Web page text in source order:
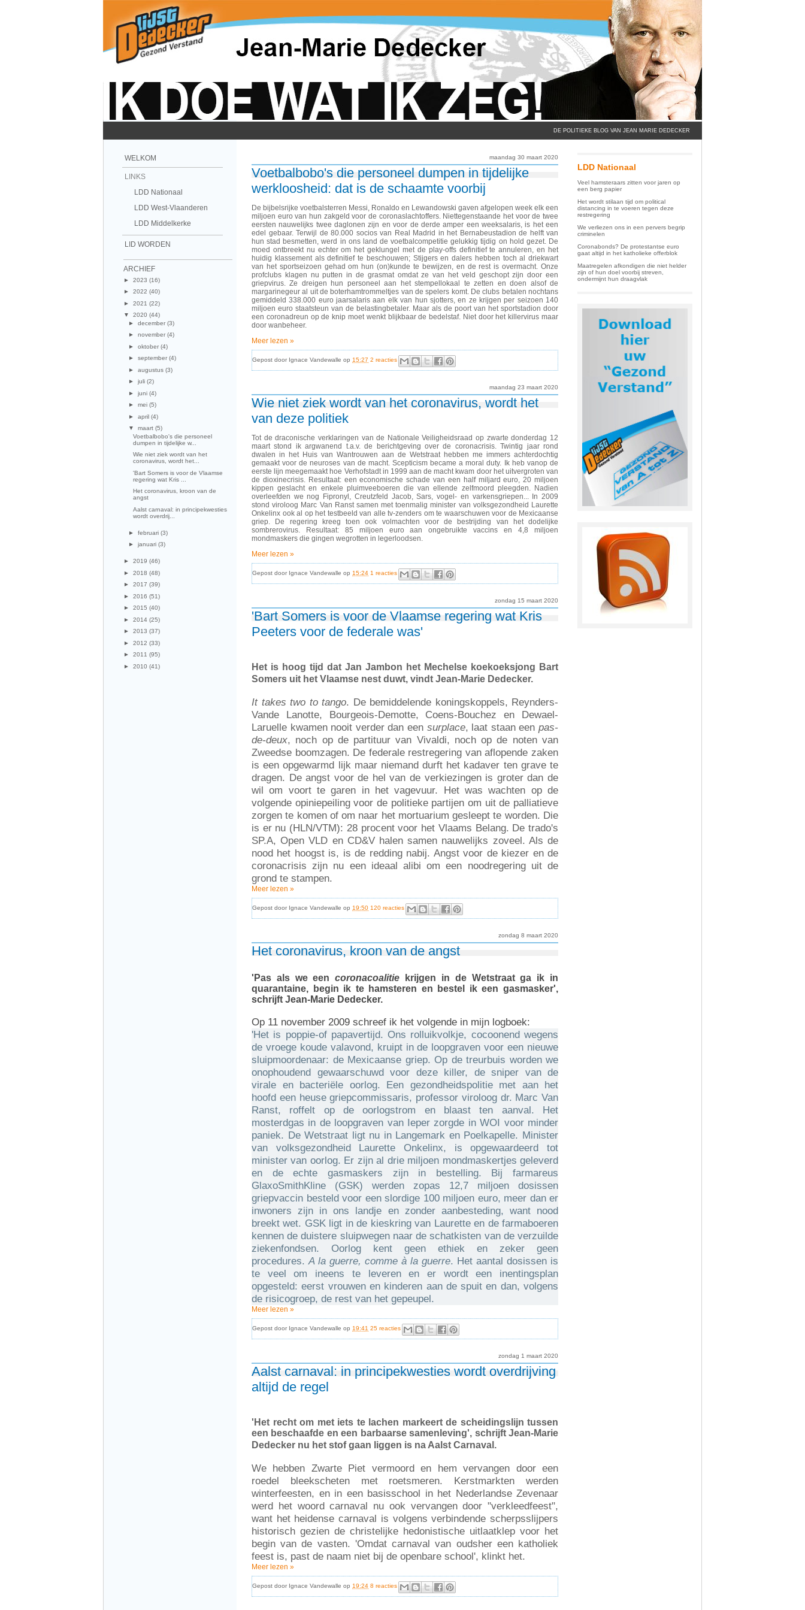
DE POLITIEKE BLOG VAN JEAN MARIE DEDECKER
WELKOM
LINKS
LDD Nationaal
LDD West-Vlaanderen
LDD Middelkerke
LID WORDEN
ARCHIEF
► 2023 (16)
► 2022 (40)
► 2021 (22)
▼ 2020 (44)
► december (3)
► november (4)
► oktober (4)
► september (4)
► augustus (3)
► juli (2)
► juni (4)
► mei (5)
► april (4)
▼ maart (5)
Voetbalbobo's die personeel
dumpen in tijdelijke w...
Wie niet ziek wordt van het
coronavirus, wordt het...
'Bart Somers is voor de Vlaamse
regering wat Kris ...
Het coronavirus, kroon van de
angst
Aalst carnaval: in principekwesties
wordt overdrij...
► februari (3)
► januari (3)
► 2019 (46)
► 2018 (48)
► 2017 (39)
► 2016 (51)
► 2015 (40)
► 2014 (25)
► 2013 (37)
► 2012 (33)
► 2011 (95)
► 2010 (41)
maandag 30 maart 2020
Voetbalbobo's die personeel dumpen in tijdelijke
werkloosheid: dat is de schaamte voorbij
De bijbelsrijke voetbalsterren Messi, Ronaldo en Lewandowski gaven afgelopen week elk een
miljoen euro van hun zakgeld voor de coronaslachtoffers. Niettegenstaande het voor de twee
eersten nauwelijks twee daglonen zijn en voor de derde amper een weeksalaris, is het een
edel gebaar. Terwijl de 80.000 socios van Real Madrid in het Bernabeustadion de helft van
hun stad besmetten, werd in ons land de voetbalcompetitie gelukkig tijdig on hold gezet. De
moed ontbreekt nu echter om het geklungel met de play-offs definitief te annuleren, en het
huidig klassement als definitief te beschouwen; Stijgers en dalers hebben toch al driekwart
van het sportseizoen gehad om hun (on)kunde te bewijzen, en de rest is overmacht. Onze
profclubs klagen nu putten in de grasmat omdat ze van het veld geschopt zijn door een
griepvirus. Ze dreigen hun personeel aan het stempellokaal te zetten en doen alsof de
margarinegeur al uit de boterhamtrommeltjes van de spelers komt. De clubs betalen nochtans
gemiddeld 338.000 euro jaarsalaris aan elk van hun sjotters, en ze krijgen per seizoen 140
miljoen euro staatsteun van de belastingbetaler. Maar als de poort van het sportstadion door
een coronadreun op de knip moet wenkt blijkbaar de bedelstaf. Niet door het killervirus maar
door wanbeheer.
Meer lezen »
Gepost door Ignace Vandewalle op 15:27 2 reacties
maandag 23 maart 2020
Wie niet ziek wordt van het coronavirus, wordt het
van deze politiek
Tot de draconische verklaringen van de Nationale Veiligheidsraad op zwarte donderdag 12
maart stond ik argwanend t.a.v. de berichtgeving over de coronacrisis. Twintig jaar rond
dwalen in het Huis van Wantrouwen aan de Wetstraat hebben me immers achterdochtig
gemaakt voor de neuroses van de macht. Scepticism became a moral duty. Ik heb vanop de
eerste lijn meegemaakt hoe Verhofstadt in 1999 aan de macht kwam door het uitvergroten van
de dioxinecrisis. Resultaat: een economische schade van een half miljard euro, 20 miljoen
kippen geslacht en enkele pluimveeboeren die van ellende zelfmoord pleegden. Nadien
overleefden we nog Fipronyl, Creutzfeld Jacob, Sars, vogel- en varkensgriepen... In 2009
stond viroloog Marc Van Ranst samen met toenmalig minister van volksgezondheid Laurette
Onkelinx ook al op het testbeeld van alle tv-zenders om te waarschuwen voor de Mexicaanse
griep. De regering kreeg toen ook volmachten voor de bestrijding van het dodelijke
sombrerovirus. Resultaat: 85 miljoen euro aan ongebruikte vaccins en 4,8 miljoen
mondmaskers die gingen wegrotten in legerloodsen.
Meer lezen »
Gepost door Ignace Vandewalle op 15:24 1 reacties
zondag 15 maart 2020
'Bart Somers is voor de Vlaamse regering wat Kris
Peeters voor de federale was'
Het is hoog tijd dat Jan Jambon het Mechelse koekoeksjong Bart
Somers uit het Vlaamse nest duwt, vindt Jean-Marie Dedecker.
It takes two to tango. De bemiddelende koningskoppels, Reynders-
Vande Lanotte, Bourgeois-Demotte, Coens-Bouchez en Dewael-
Laruelle kwamen nooit verder dan een surplace, laat staan eenpas-
de-deux, noch op de partituur van Vivaldi, noch op de noten van
Zweedse boomzagen. De federale restregering van aflopende zaken
is een opgewarmd lijk maar niemand durft het kadaver ten grave te
dragen. De angst voor de hel van de verkiezingen is groter dan de
wil om voort te garen in het vagevuur. Het was wachten op de
volgende opiniepeiling voor de politieke partijen om uit de palliatieve
zorgen te komen of om naar het mortuarium gesleept te worden. Die
is er nu (HLN/VTM): 28 procent voor het Vlaams Belang. De trado's
SP.A, Open VLD en CD&V halen samen nauwelijks zoveel. Als de
nood het hoogst is, is de redding nabij. Angst voor de kiezer en de
coronacrisis zijn nu een ideaal alibi om een noodregering uit de
grond te stampen.
Meer lezen »
Gepost door Ignace Vandewalle op 19:50 120 reacties
zondag 8 maart 2020
Het coronavirus, kroon van de angst
'Pas als we eencoronacoalitie
krijgen in de Wetstraat ga ik in
quarantaine, begin ik te hamsteren en bestel ik een gasmasker',
schrijft Jean-Marie Dedecker.
Op 11 november 2009 schreef ik het volgende in mijn logboek:
'Het is poppie-of papavertijd. Ons rolluikvolkje, cocoonend wegens
de vroege koude valavond, kruipt in de loopgraven voor een nieuwe
sluipmoordenaar: de Mexicaanse griep. Op de treurbuis worden we
onophoudend gewaarschuwd voor deze killer, de sniper van de
virale en bacteriële oorlog. Een gezondheidspolitie met aan het
hoofd een heuse griepcommissaris, professor viroloog dr. Marc Van
Ranst, roffelt op de oorlogstrom en blaast ten aanval. Het
mosterdgas in de loopgraven van Ieper zorgde in WOI voor minder
paniek. De Wetstraat ligt nu in Langemark en Poelkapelle. Minister
van volksgezondheid Laurette Onkelinx, is opgewaardeerd tot
minister van oorlog. Er zijn al drie miljoen mondmaskertjes geleverd
en de echte gasmaskers zijn in bestelling. Bij farmareus
GlaxoSmithKline (GSK) werden zopas 12,7 miljoen dosissen
griepvaccin besteld voor een slordige 100 miljoen euro, meer dan er
inwoners zijn in ons landje en zonder aanbesteding, want nood
breekt wet. GSK ligt in de kieskring van Laurette en de farmaboeren
kennen de duistere sluipwegen naar de schatkisten van de verzuilde
ziekenfondsen. Oorlog kent geen ethiek en zeker geen
procedures.A la guerre, comme à la guerre. Het aantal dosissen is
te veel om ineens te leveren en er wordt een inentingsplan
opgesteld: eerst vrouwen en kinderen aan de spuit en dan, volgens
de risicogroep, de rest van het gepeupel.
Meer lezen »
Gepost door Ignace Vandewalle op 19:41 25 reacties
zondag 1 maart 2020
Aalst carnaval: in principekwesties wordt overdrijving
altijd de regel
'Het recht om met iets te lachen markeert de scheidingslijn tussen
een beschaafde en een barbaarse samenleving', schrijft Jean-Marie
Dedecker nu het stof gaan liggen is na Aalst Carnaval.
We hebben Zwarte Piet vermoord en hem vervangen door een
roedel bleekscheten met roetsmeren. Kerstmarkten werden
winterfeesten, en in een basisschool in het Nederlandse Zevenaar
werd het woord carnaval nu ook vervangen door "verkleedfeest",
want het heidense carnaval is volgens verbindende scherpsslijpers
historisch gezien de christelijke hedonistische uitlaatklep voor het
begin van de vasten. 'Omdat carnaval van oudsher een katholiek
feest is, past de naam niet bij de openbare school', klinkt het.
Meer lezen »
Gepost door Ignace Vandewalle op 19:24 8 reacties
LDD Nationaal
Veel hamsteraars zitten voor jaren op
een berg papier
Het wordt stilaan tijd om political
distancing in te voeren tegen deze
restregering
We verliezen ons in een pervers begrip
criminelen
Coronabonds? De protestantse euro
gaat altijd in het katholieke offerblok
Maatregelen afkondigen die niet helder
zijn of hun doel voorbij streven,
ondermijnt hun draagvlak